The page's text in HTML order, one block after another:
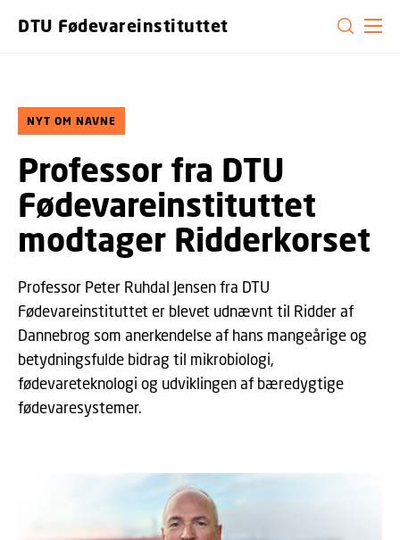
DTU Fødevareinstituttet
NYT OM NAVNE
Professor fra DTU
Fødevareinstituttet
modtager Ridderkorset
Professor Peter Ruhdal Jensen fra DTU
Fødevareinstituttet er blevet udnævnt til Ridder af
Dannebrog som anerkendelse af hans mangeårige og
betydningsfulde bidrag til mikrobiologi,
fødevareteknologi og udviklingen af bæredygtige
fødevaresystemer.